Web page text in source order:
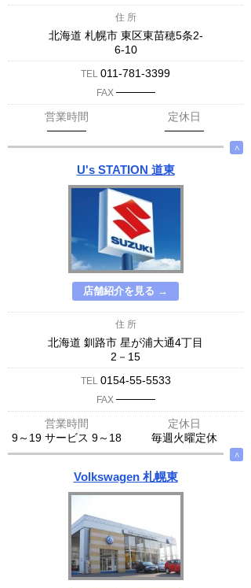
住 所
北海道 札幌市 東区東苗穂5条2-
6-10
TEL 011-781-3399
FAX ─────
営業時間
定休日
─────
─────
∧
U's STATION 道東
店舗紹介を見る →
住 所
北海道 釧路市 星が浦大通4丁目
2－15
TEL 0154-55-5533
FAX ─────
営業時間
定休日
9～19 サービス 9～18
毎週火曜定休
∧
Volkswagen 札幌東